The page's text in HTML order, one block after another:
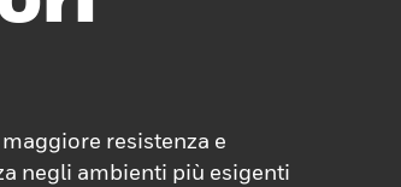
resistenza e
negli ambienti più esigenti